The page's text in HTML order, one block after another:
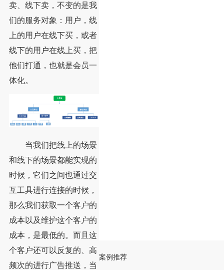
卖、线下卖，不变的是我
们的服务对象：用户，线
上的用户在线下买，或者
线下的用户在线上买，把
他们打通，也就是会员一
体化。
当我们把线上的场景
和线下的场景都能实现的
时候，它们之间也通过交
互工具进行连接的时候，
那么我们获取一个客户的
成本以及维护这个客户的
成本，是最低的。而且这
个客户还可以反复的、高
频次的进行广告推送，当
案例推荐